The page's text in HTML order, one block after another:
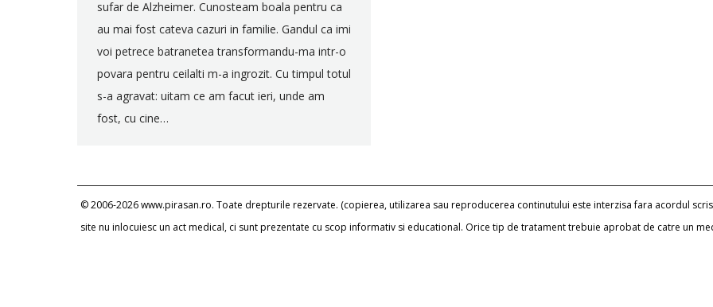
sufar de Alzheimer. Cunosteam boala pentru ca
au mai fost cateva cazuri in familie. Gandul ca imi
voi petrece batranetea transformandu-ma intr-o
povara pentru ceilalti m-a ingrozit. Cu timpul totul
s-a agravat: uitam ce am facut ieri, unde am
fost, cu cine…
© 2006-2026 www.pirasan.ro. Toate drepturile rezervate. (copierea, utilizarea sau reproducerea continutului este interzisa fara acordul
site nu inlocuiesc un act medical, ci sunt prezentate cu scop informativ si educational. Orice tip de tratament trebuie aprobat de catre un